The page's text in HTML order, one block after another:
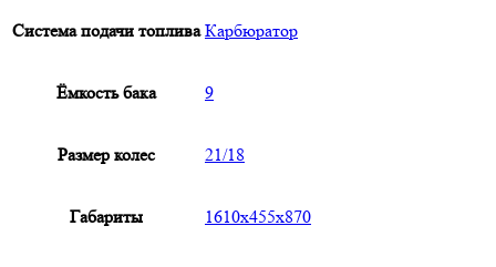
Система подачи топлива Карбюратор
Ёмкость бака 9
Размер колес 21/18
Габариты 1610x455x870